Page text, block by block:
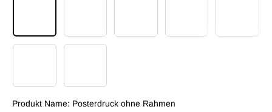
Produkt Name: Posterdruck ohne Rahmen